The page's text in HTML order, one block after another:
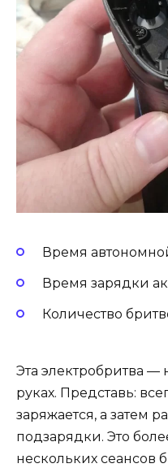
Время
Время зарядки
Количество
Эта электробритва —
руках. Представь:
заряжается, а затем
подзарядки. Это
нескольких сеансов